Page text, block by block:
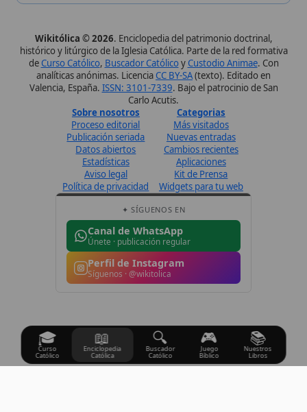
Únete · publicación regular
Síguenos · @wikitolica